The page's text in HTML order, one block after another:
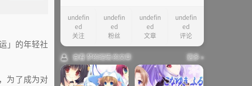
」的年轻社
为了成为对
undefin
ed
关注
undefin
ed
粉丝
undefin
ed
文章
undefin
ed
评论
查看 梦的昵喃 的文章 更多 »